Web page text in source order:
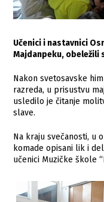
Učenici i nastavnici
Majdanpeku, obeležili
Nakon svetosavske
razreda, u prisustvu
usledilo je čitanje
slave.
Na kraju svečanosti, u
komade opisani lik i
učenici Muzičke škole